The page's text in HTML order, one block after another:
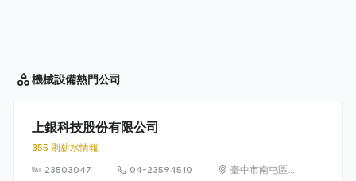
機械設備熱門公司
上銀科技股份有限公司
355 則薪水情報
23503047
04-23594510
臺中市南屯區文